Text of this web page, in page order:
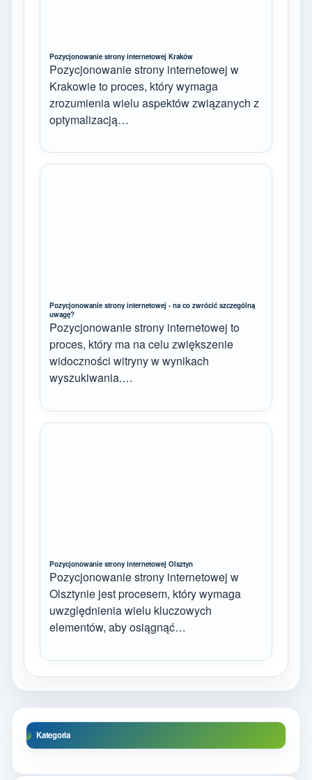
Pozycjonowanie strony internetowej Kraków
Pozycjonowanie strony internetowej w
Krakowie to proces, który wymaga
zrozumienia wielu aspektów związanych z
optymalizacją…
Pozycjonowanie strony internetowej - na co zwrócić szczególną
uwagę?
Pozycjonowanie strony internetowej to
proces, który ma na celu zwiększenie
widoczności witryny w wynikach
wyszukiwania.…
Pozycjonowanie strony internetowej Olsztyn
Pozycjonowanie strony internetowej w
Olsztynie jest procesem, który wymaga
uwzględnienia wielu kluczowych
elementów, aby osiągnąć…
Kategoria